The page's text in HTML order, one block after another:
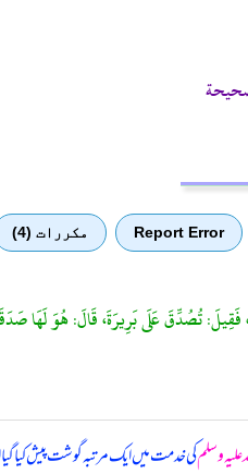
Report Error مكررات (4)
تُصُدِّقَ عَلَى بَرِيرَةَ، قَالَ: هُوَ لَهَا
علیہ وسلمکی خدمت میں ایک مرتبہ گوشت پیش کیا گیا